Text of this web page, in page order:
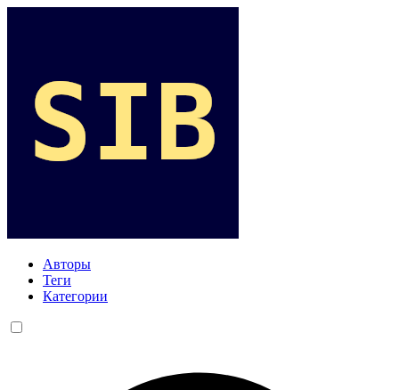
Авторы
Теги
Категории